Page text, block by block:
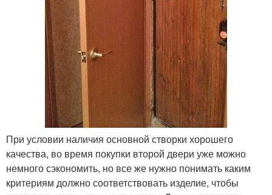
При условии наличия основной створки хорошего
качества, во время покупки второй двери уже можно
немного сэкономить, но все же нужно понимать каким
критериям должно соответствовать изделие, чтобы